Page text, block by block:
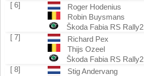
[ 6]
Roger Hodenius
Robin Buysmans
Škoda Fabia RS Rally2
[ 7]
Richard Pex
Thijs Ozeel
Škoda Fabia RS Rally2
[ 8]
Stig Andervang